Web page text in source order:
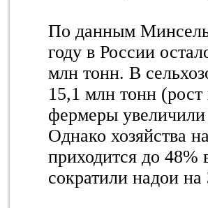
По данным
году в России
млн тонн. В
15,1 млн тонн
фермеры
Однако хозяйства
приходится до 48%
сократили надои